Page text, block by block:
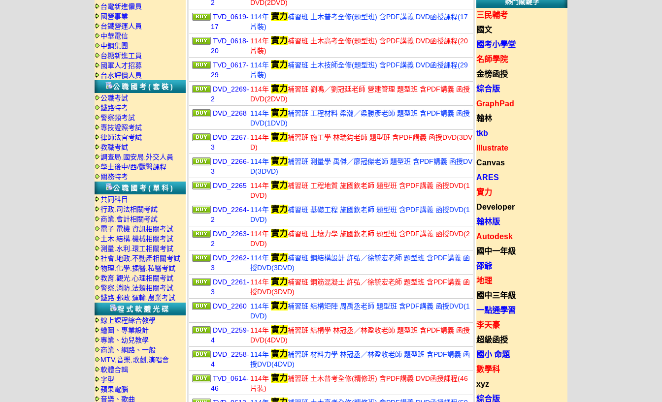
台電新進僱員
國營事業
台鐵營運人員
中華電信
中鋼集團
台糖新進工員
國軍人才招募
台水評價人員
公職國考(套裝)
公職考試
鐵路特考
警察類考試
專技證照考試
律師法官考試
教職考試
調查局.國安局.外交人員
學士後中/西/獸醫課程
關務特考
公職國考(單科)
共同科目
行政.司法相關考試
商業.會計相關考試
電子.電機.資訊相關考試
土木.結構.機械相關考試
測量.水利.環工相關考試
社會.地政.不動產相關考試
物理.化學.插醫.私醫考試
教育.觀光.心理相關考試
警察,消防,法類相關考試
鐵路.郵政.運輸.農業考試
程式軟體光碟
線上課程綜合教學
繪圖、專業設計
專業、幼兒教學
商業、網路、一般
MTV,音樂,歌劇,演唱會
軟體合輯
字型
蘋果電腦
音樂、歌曲
2
DVD(2DVD)
TVD_0619-
17
114年 實力補習班 土木普考全修(題型班) 含PDF講義 DVD函授課程(17
片裝)
TVD_0618-
20
114年 實力補習班 土木高考全修(題型班) 含PDF講義 DVD函授課程(20
片裝)
TVD_0617-
29
114年 實力補習班 土木技師全修(題型班) 含PDF講義 DVD函授課程(29
片裝)
DVD_2269-
2
114年 實力補習班 劉鳴／劉冠廷老師 營建管理 題型班 含PDF講義 函授
DVD(2DVD)
DVD_2268 114年 實力補習班 工程材料 梁瀚／梁勝彥老師 題型班 含PDF講義 函授
DVD(1DVD)
DVD_2267-
3
114年 實力補習班 施工學 林瑞鈞老師 題型班 含PDF講義 函授DVD(3DV
D)
DVD_2266-
3
114年 實力補習班 測量學 禹傑／廖冠傑老師 題型班 含PDF講義 函授DV
D(3DVD)
DVD_2265 114年 實力補習班 工程地質 施國欽老師 題型班 含PDF講義 函授DVD(1
DVD)
DVD_2264-
2
114年 實力補習班 基礎工程 施國欽老師 題型班 含PDF講義 函授DVD(1
DVD)
DVD_2263-
2
114年 實力補習班 土壤力學 施國欽老師 題型班 含PDF講義 函授DVD(2
DVD)
DVD_2262-
3
114年 實力補習班 鋼結構設計 許弘／徐毓宏老師 題型班 含PDF講義 函
授DVD(3DVD)
DVD_2261-
3
114年 實力補習班 鋼筋混凝土 許弘／徐毓宏老師 題型班 含PDF講義 函
授DVD(3DVD)
DVD_2260 114年 實力補習班 結構矩陣 周禹丞老師 題型班 含PDF講義 函授DVD(1
DVD)
DVD_2259-
4
114年 實力補習班 結構學 林冠丞／林盈收老師 題型班 含PDF講義 函授
DVD(4DVD)
DVD_2258-
4
114年 實力補習班 材料力學 林冠丞／林盈收老師 題型班 含PDF講義 函
授DVD(4DVD)
TVD_0614-
46
114年 實力補習班 土木普考全修(精修班) 含PDF講義 DVD函授課程(46
片裝)
Lite輕+翰林主題探索+奇鼎
KO+奇鼎進會考+金安新思維
+金安雙向溝通+金安會考
735+建弘細說.活用+漢華達
陣)全科目合輯版(3片裝)
答.合輯正式版
碟-南一版（1～6年級）全科
目合輯版 (三片裝)
三民輔考
國文
國考小學堂
名師學院
金榜函授
綜合版
GraphPad
翰林
tkb
Illustrate
Canvas
ARES
實力
Developer
翰林版
Autodesk
國中一年級
邵爺
地理
國中三年級
一點通學習
李天豪
超級函授
國小 命題
數學科
xyz
綜合版